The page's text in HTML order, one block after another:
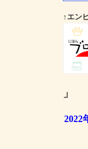
↑エン
」
2022